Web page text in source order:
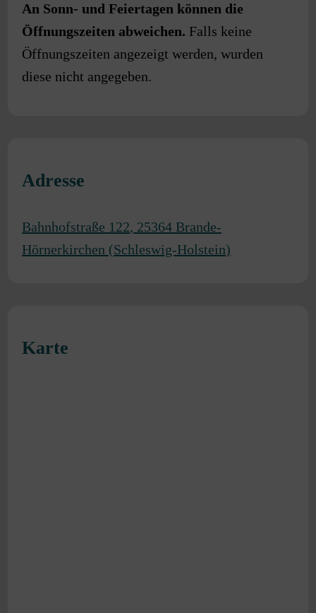
An Sonn- und Feiertagen können die
Öffnungszeiten abweichen. Falls keine
Öffnungszeiten angezeigt werden, wurden
diese nicht angegeben.
Adresse
Bahnhofstraße 122, 25364 Brande-
Hörnerkirchen (Schleswig-Holstein)
Karte